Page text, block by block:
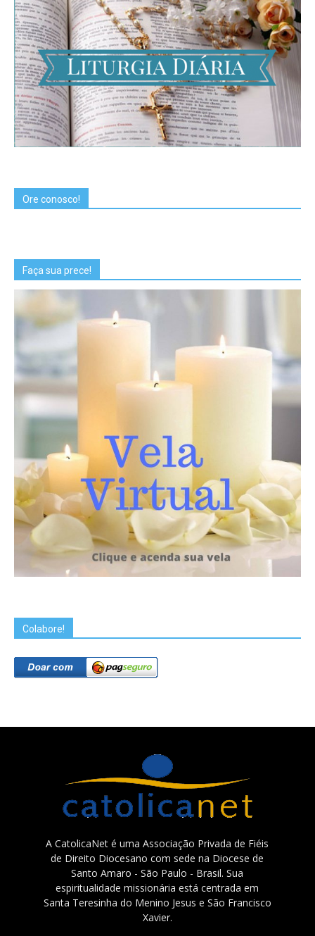
Ore conosco!
Faça sua prece!
Colabore!
A CatolicaNet é uma Associação Privada de Fiéis
de Direito Diocesano com sede na Diocese de
Santo Amaro - São Paulo - Brasil. Sua
espiritualidade missionária está centrada em
Santa Teresinha do Menino Jesus e São Francisco
Xavier.